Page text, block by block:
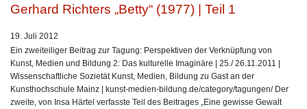
Gerhard Richters „Betty“ (1977) | Teil 1
19. Juli 2012
Ein zweiteiliger Beitrag zur Tagung: Perspektiven der Verknüpfung von
Kunst, Medien und Bildung 2: Das kulturelle Imaginäre | 25./ 26.11.2011 |
Wissenschaftliche Sozietät Kunst, Medien, Bildung zu Gast an der
Kunsthochschule Mainz | kunst-medien-bildung.de/category/tagungen/ Der
zweite, von Insa Härtel verfasste Teil des Beitrages „Eine gewisse Gewalt